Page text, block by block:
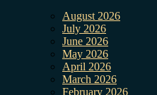
August 2026
July 2026
June 2026
May 2026
April 2026
March 2026
February 2026